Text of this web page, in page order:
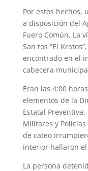
Por estos hechos,
a disposición del
Fuero Común, La
San tos “El
encontrado en el
cabecera
Eran las 4:00
elementos de la
Estatal
Militares y
de cateo
interior hallaron el
La persona